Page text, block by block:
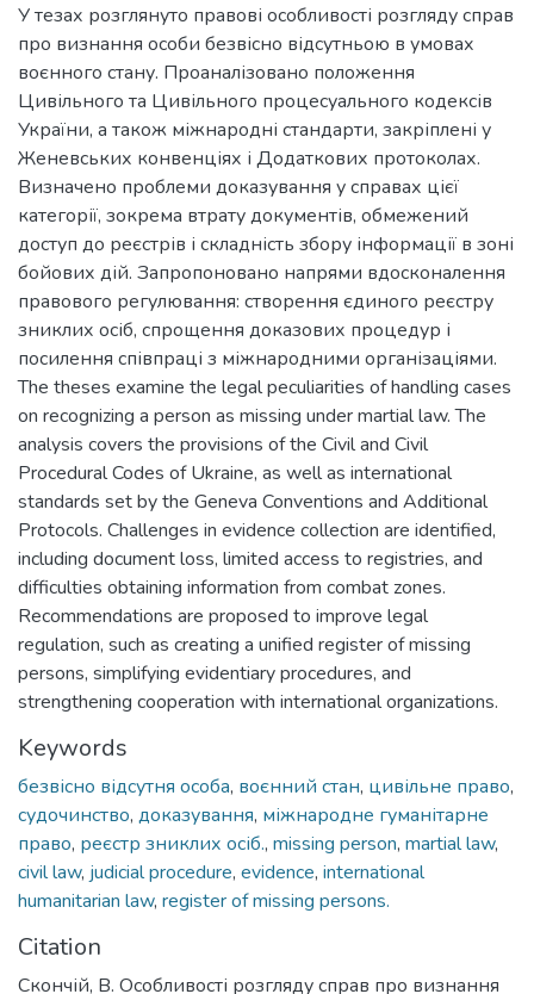
У тезах розглянуто правові особливості розгляду справ
про визнання особи безвісно відсутньою в умовах
воєнного стану. Проаналізовано положення
Цивільного та Цивільного процесуального кодексів
України, а також міжнародні стандарти, закріплені у
Женевських конвенціях і Додаткових протоколах.
Визначено проблеми доказування у справах цієї
категорії, зокрема втрату документів, обмежений
доступ до реєстрів і складність збору інформації в зоні
бойових дій. Запропоновано напрями вдосконалення
правового регулювання: створення єдиного реєстру
зниклих осіб, спрощення доказових процедур і
посилення співпраці з міжнародними організаціями.
The theses examine the legal peculiarities of handling cases
on recognizing a person as missing under martial law. The
analysis covers the provisions of the Civil and Civil
Procedural Codes of Ukraine, as well as international
standards set by the Geneva Conventions and Additional
Protocols. Challenges in evidence collection are identified,
including document loss, limited access to registries, and
difficulties obtaining information from combat zones.
Recommendations are proposed to improve legal
regulation, such as creating a unified register of missing
persons, simplifying evidentiary procedures, and
strengthening cooperation with international organizations.
Keywords
безвісно відсутня особа, воєнний стан, цивільне право,
судочинство, доказування, міжнародне гуманітарне
право, реєстр зниклих осіб., missing person, martial law,
civil law, judicial procedure, evidence, international
humanitarian law, register of missing persons.
Citation
Скончій, В. Особливості розгляду справ про визнання